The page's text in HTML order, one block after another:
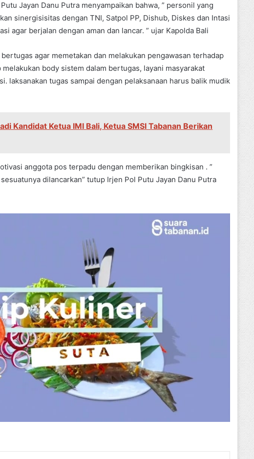
Jayan Danu Putra menyampaikan bahwa, ” personil yang
sinergisisitas dengan TNI, Satpol PP, Dishub, Diskes dan Intasi
agar berjalan dengan aman dan lancar. ” ujar Kapolda Bali
agar memetakan dan melakukan pengawasan terhadap
body sistem dalam bertugas, layani masyarakat
laksanakan tugas sampai dengan pelaksanaan harus balik mudik
Kandidat Ketua IMI Bali, Ketua SMSI Tabanan Berikan
anggota pos terpadu dengan memberikan bingkisan . ”
dilancarkan” tutup Irjen Pol Putu Jayan Danu Putra